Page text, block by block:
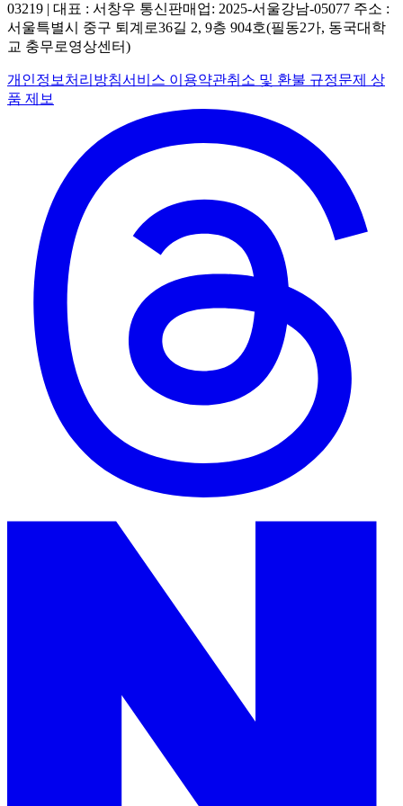
03219 | 대표 : 서창우 통신판매업: 2025-서울강남-05077 주소 :
서울특별시 중구 퇴계로36길 2, 9층 904호(필동2가, 동국대학
교 충무로영상센터)
개인정보처리방침서비스 이용약관취소 및 환불 규정문제 상
품 제보